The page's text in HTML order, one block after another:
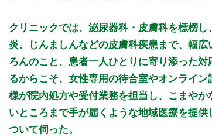
クリニックでは、泌尿器科・皮膚科を標榜
炎、じんましんなどの皮膚科疾患まで、幅
ろんのこと、患者一人ひとりに寄り添った
るからこそ、女性専用の待合室やオンライ
様が院内処方や受付業務を担当し、こまや
いところまで手が届くような地域医療を提
ついて伺った。